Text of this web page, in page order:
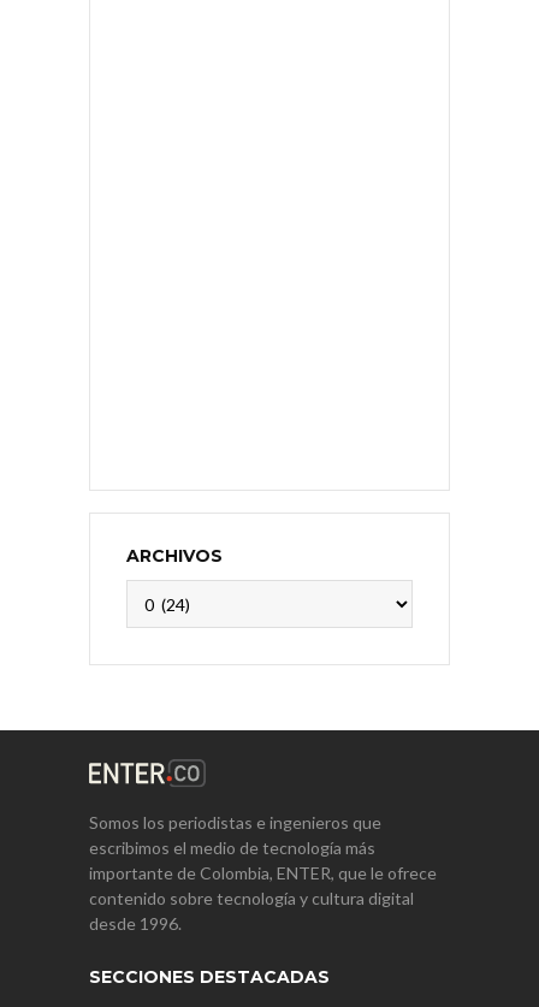
ARCHIVOS
Somos los periodistas e ingenieros que
escribimos el medio de tecnología más
importante de Colombia, ENTER, que le ofrece
contenido sobre tecnología y cultura digital
desde 1996.
SECCIONES DESTACADAS